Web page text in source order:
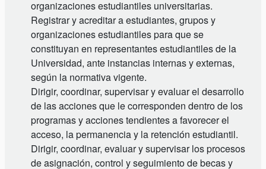
organizaciones estudiantiles universitarias.
Registrar y acreditar a estudiantes, grupos y
organizaciones estudiantiles para que se
constituyan en representantes estudiantiles de la
Universidad, ante instancias internas y externas,
según la normativa vigente.
Dirigir, coordinar, supervisar y evaluar el desarrollo
de las acciones que le corresponden dentro de los
programas y acciones tendientes a favorecer el
acceso, la permanencia y la retención estudiantil.
Dirigir, coordinar, evaluar y supervisar los procesos
de asignación, control y seguimiento de becas y